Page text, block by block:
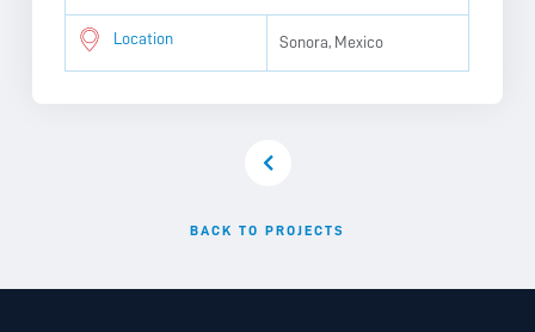
Location Sonora, Mexico
BACK TO PROJECTS